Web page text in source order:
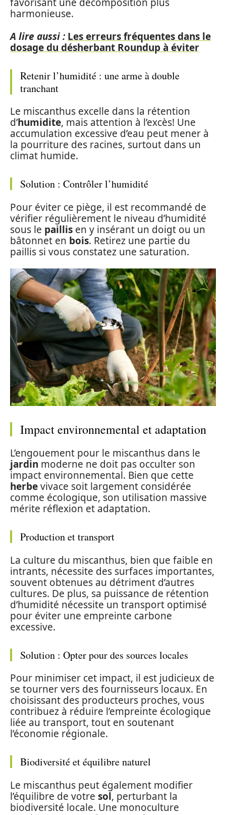
harmonieuse.
A lire aussi : Les erreurs fréquentes dans le
dosage du désherbant Roundup à éviter
Retenir l’humidité : une arme à double
tranchant
Le miscanthus excelle dans la rétention
d’humidite, mais attention à l’excès! Une
accumulation excessive d’eau peut mener à
la pourriture des racines, surtout dans un
climat humide.
Solution : Contrôler l’humidité
Pour éviter ce piège, il est recommandé de
vérifier régulièrement le niveau d’humidité
sous le paillis en y insérant un doigt ou un
bâtonnet en bois. Retirez une partie du
paillis si vous constatez une saturation.
Impact environnemental et adaptation
L’engouement pour le miscanthus dans le
jardin moderne ne doit pas occulter son
impact environnemental. Bien que cette
herbevivace soit largement considérée
comme écologique, son utilisation massive
mérite réflexion et adaptation.
Production et transport
La culture du miscanthus, bien que faible en
intrants, nécessite des surfaces importantes,
souvent obtenues au détriment d’autres
cultures. De plus, sa puissance de rétention
d’humidité nécessite un transport optimisé
pour éviter une empreinte carbone
excessive.
Solution : Opter pour des sources locales
Pour minimiser cet impact, il est judicieux de
se tourner vers des fournisseurs locaux. En
choisissant des producteurs proches, vous
contribuez à réduire l’empreinte écologique
liée au transport, tout en soutenant
l’économie régionale.
Biodiversité et équilibre naturel
Le miscanthus peut également modifier
l’équilibre de votre sol, perturbant la
biodiversité locale. Une monoculture